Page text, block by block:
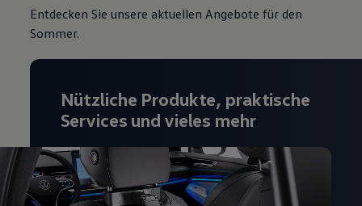
Entdecken Sie unsere aktuellen Angebote für den
Sommer.
Nützliche Produkte, praktische
Services und vieles mehr